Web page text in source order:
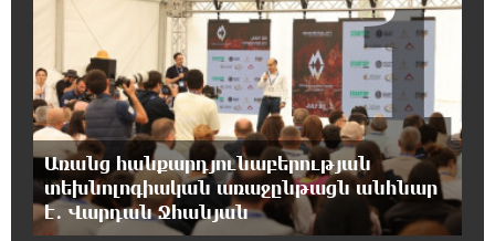
18:59:05 8-08-2026
Երևանի Կենտրոնում փոշու
պարունակությունը գրեթե ամբողջ շաբաթ
գերազանցել է թույլատրելի սահմանը
18:40:08 8-08-2026
Իրանը պատրաստ է բացել Հորմուզի
նեղուցը, եթե ԱՄՆ-ն ընդունի
հանրապետության պայմանները
Առանց հանքարդյունաբերության
տեխնոլոգիական առաջընթացն անհնար
է․ Վարդան Ջհանյան
1